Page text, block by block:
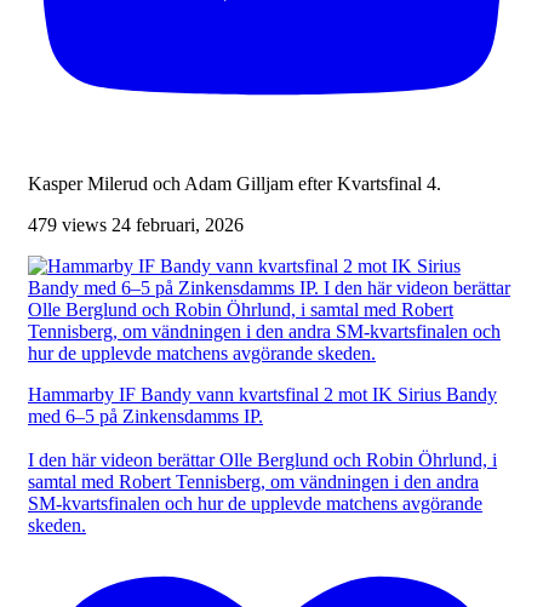
Kasper Milerud och Adam Gilljam efter Kvartsfinal 4.
479 views 24 februari, 2026
Hammarby IF Bandy vann kvartsfinal 2 mot IK Sirius Bandy
med 6–5 på Zinkensdamms IP.
I den här videon berättar Olle Berglund och Robin Öhrlund, i
samtal med Robert Tennisberg, om vändningen i den andra
SM-kvartsfinalen och hur de upplevde matchens avgörande
skeden.